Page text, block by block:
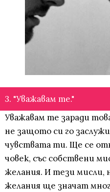
3. "Уважавам те."
Уважавам те заради
не защото си го
чувствата ти. Ще се
човек, със собствени
желания. И тези мисли,
желания ще значат